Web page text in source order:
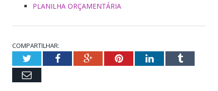
PLANILHA ORÇAMENTÁRIA
COMPARTILHAR:
TwitterFacebookGoogle+PinterestLinkedInTumblr
Email